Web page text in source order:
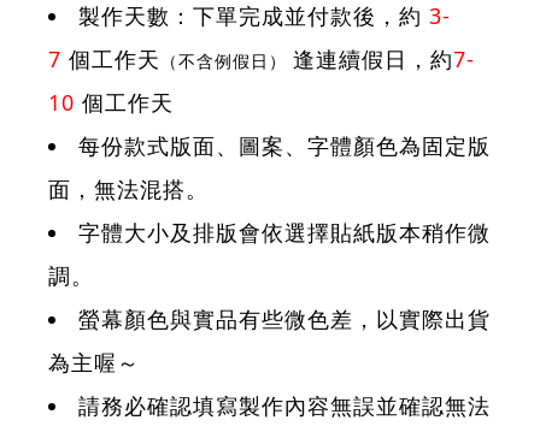
製作天數：下單完成並付款後，約 3-
7 個工作天 （不含例假日） 逢連續假日，約7-
10 個工作天
每份款式版面、圖案、字體顏色為固定版
面，無法混搭。
字體大小及排版會依選擇貼紙版本稍作微
調。
螢幕顏色與實品有些微色差，以實際出貨
為主喔～
請務必確認填寫製作內容無誤並確認無法